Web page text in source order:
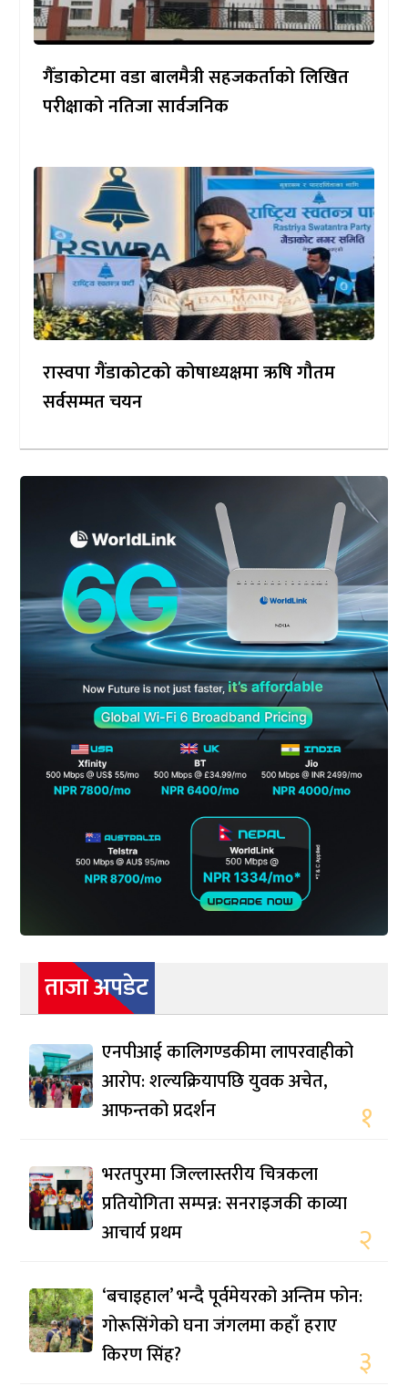
गैँडाकोटमा वडा बालमैत्री सहजकर्ताको लिखित
परीक्षाको नतिजा सार्वजनिक
रास्वपा गैंडाकोटको कोषाध्यक्षमा ऋषि गौतम
सर्वसम्मत चयन
ताजा अपडेट
एनपीआई कालिगण्डकीमा लापरवाहीको
आरोप: शल्यक्रियापछि युवक अचेत,
आफन्तको प्रदर्शन
१
भरतपुरमा जिल्लास्तरीय चित्रकला
प्रतियोगिता सम्पन्न: सनराइजकी काव्या
आचार्य प्रथम
२
‘बचाइहाल’ भन्दै पूर्वमेयरको अन्तिम फोन:
गोरूसिंगेको घना जंगलमा कहाँ हराए
किरण सिंह?
३